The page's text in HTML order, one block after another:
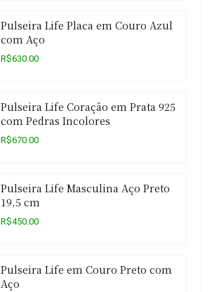
Pulseira Life Placa em Couro Azul
com Aço
R$630.00
Pulseira Life Coração em Prata 925
com Pedras Incolores
R$670.00
Pulseira Life Masculina Aço Preto
19,5 cm
R$450.00
Pulseira Life em Couro Preto com
Aço